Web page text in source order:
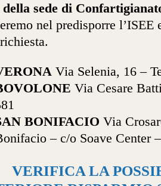
sede di
nel predisporre l’ISEE
Via Selenia, 16 –
Via Cesare
BONIFACIO Via
– c/o Soave Center
VERIFICA LA